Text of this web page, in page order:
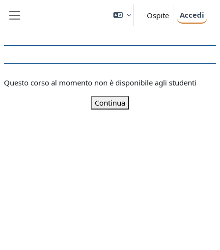
Ospite Accedi
Questo corso al momento non è disponibile agli studenti
Continua